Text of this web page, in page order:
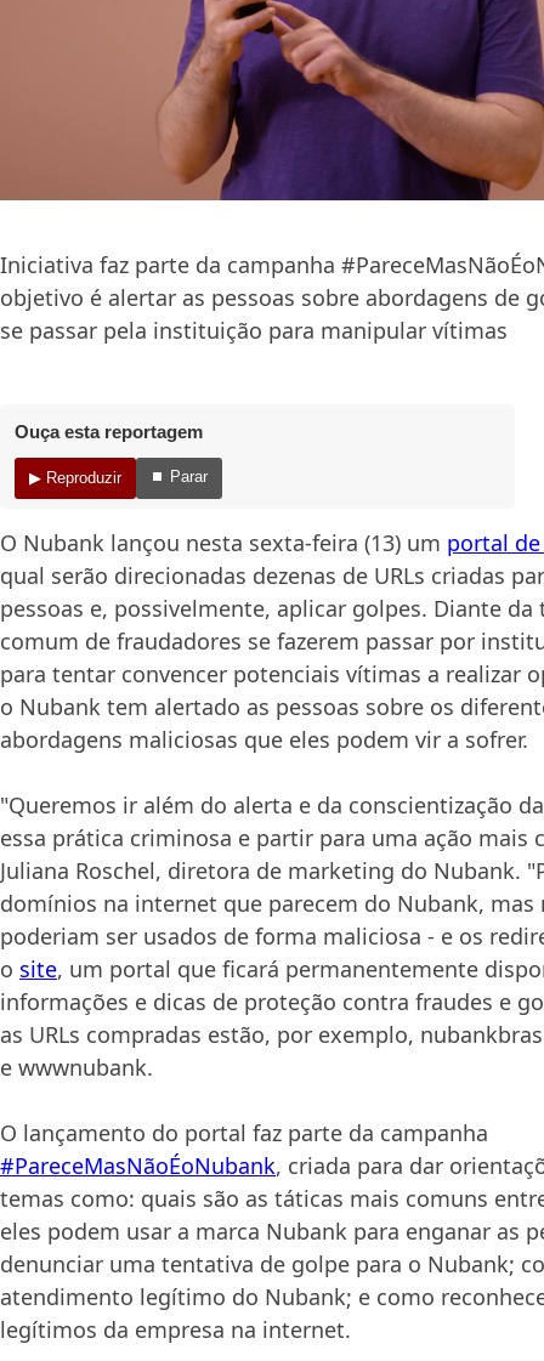
Iniciativa faz parte da campanha
objetivo é alertar as pessoas sobre abordagens de
se passar pela instituição para manipular vítimas
Ouça esta reportagem
▶ Reproduzir ⏹ Parar
O Nubank lançou nesta sexta-feira (13) um portal
qual serão direcionadas dezenas de URLs criadas
pessoas e, possivelmente, aplicar golpes. Diante da
comum de fraudadores se fazerem passar por
para tentar convencer potenciais vítimas a realizar
o Nubank tem alertado as pessoas sobre os
abordagens maliciosas que eles podem vir a sofrer.
"Queremos ir além do alerta e da conscientização
essa prática criminosa e partir para uma ação mais
Juliana Roschel, diretora de marketing do Nubank.
domínios na internet que parecem do Nubank, mas
poderiam ser usados de forma maliciosa - e os
o site, um portal que ficará permanentemente
informações e dicas de proteção contra fraudes e
as URLs compradas estão, por exemplo,
e wwwnubank.
O lançamento do portal faz parte da campanha
#PareceMasNãoÉoNubank, criada para dar
temas como: quais são as táticas mais comuns
eles podem usar a marca Nubank para enganar as
denunciar uma tentativa de golpe para o Nubank;
atendimento legítimo do Nubank; e como
legítimos da empresa na internet.